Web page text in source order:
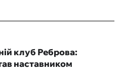
клуб Реброва:
наставником